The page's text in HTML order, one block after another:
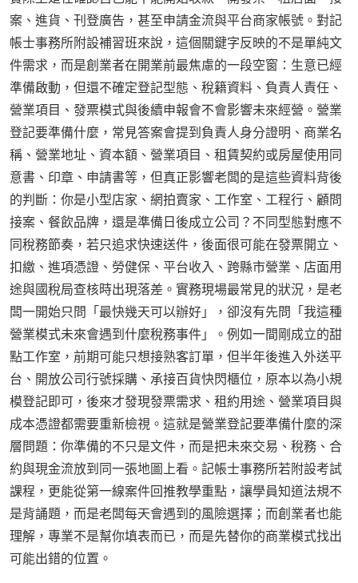
案、進貨、刊登廣告，甚至申請金流與平台商家帳號。對記
帳士事務所附設補習班來說，這個關鍵字反映的不是單純文
件需求，而是創業者在開業前最焦慮的一段空窗：生意已經
準備啟動，但還不確定登記型態、稅籍資料、負責人責任、
營業項目、發票模式與後續申報會不會影響未來經營。營業
登記要準備什麼，常見答案會提到負責人身分證明、商業名
稱、營業地址、資本額、營業項目、租賃契約或房屋使用同
意書、印章、申請書等，但真正影響老闆的是這些資料背後
的判斷：你是小型店家、網拍賣家、工作室、工程行、顧問
接案、餐飲品牌，還是準備日後成立公司？不同型態對應不
同稅務節奏，若只追求快速送件，後面很可能在發票開立、
扣繳、進項憑證、勞健保、平台收入、跨縣市營業、店面用
途與國稅局查核時出現落差。實務現場最常見的狀況，是老
闆一開始只問「最快幾天可以辦好」，卻沒有先問「我這種
營業模式未來會遇到什麼稅務事件」。例如一間剛成立的甜
點工作室，前期可能只想接熟客訂單，但半年後進入外送平
台、開放公司行號採購、承接百貨快閃櫃位，原本以為小規
模登記即可，後來才發現發票需求、租約用途、營業項目與
成本憑證都需要重新檢視。這就是營業登記要準備什麼的深
層問題：你準備的不只是文件，而是把未來交易、稅務、合
約與現金流放到同一張地圖上看。記帳士事務所若附設考試
課程，更能從第一線案件回推教學重點，讓學員知道法規不
是背誦題，而是老闆每天會遇到的風險選擇；而創業者也能
理解，專業不是幫你填表而已，而是先替你的商業模式找出
可能出錯的位置。